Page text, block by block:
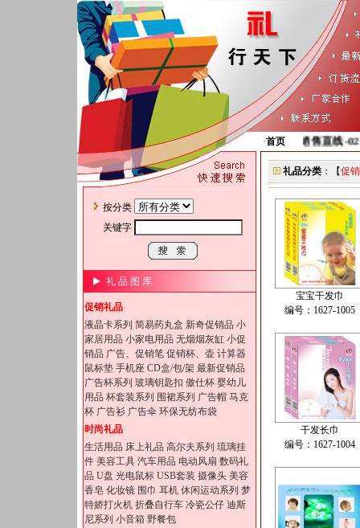
按分类
关键字
礼 品 图 库
促销礼品
液晶卡系列 简易药丸盒 新奇促销品 小
家居用品 小家电用品 无烟烟灰缸 小促
销品 广告、促销笔 促销杯、壶 计算器
鼠标垫 手机座 CD盒/包/架 最新促销品
广告杯系列 玻璃钥匙扣 傲仕杯 婴幼儿
用品 杯套装系列 围裙系列 广告帽 马克
杯 广告衫 广告伞 环保无纺布袋
时尚礼品
生活用品 床上礼品 高尔夫系列 琉璃挂
件 美容工具 汽车用品 电动风扇 数码礼
品 U盘 光电鼠标 USB套装 摄像头 美容
香皂 化妆镜 围巾 耳机 休闲运动系列 梦
特娇打火机 折叠自行车 冷瓷公仔 迪斯
尼系列 小音箱 野餐包
·首页 销售直线-
礼品分类：【促
宝宝干发巾
编号：1627-1005
干发长巾
编号：1627-1004